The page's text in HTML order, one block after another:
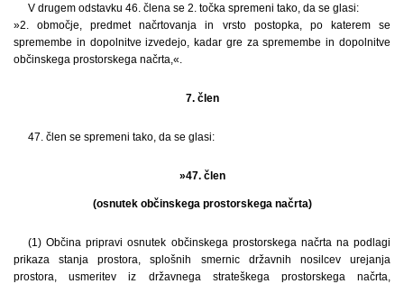
V drugem odstavku 46. člena se 2. točka spremeni tako, da se glasi:
»2. območje, predmet načrtovanja in vrsto postopka, po katerem se
spremembe in dopolnitve izvedejo, kadar gre za spremembe in dopolnitve
občinskega prostorskega načrta,«.
7. člen
47. člen se spremeni tako, da se glasi:
»47. člen
(osnutek občinskega prostorskega načrta)
(1) Občina pripravi osnutek občinskega prostorskega načrta na podlagi
prikaza stanja prostora, splošnih smernic državnih nosilcev urejanja
prostora, usmeritev iz državnega strateškega prostorskega načrta,